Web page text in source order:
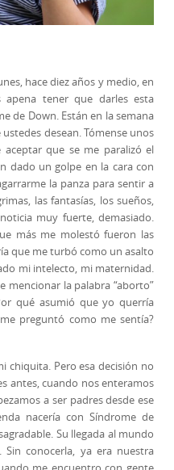
hace diez años y medio, en
tener que darles esta
de Down. Están en la semana
desean. Tómense unos
aceptar que se me paralizó el
dado un golpe en la cara con
la panza para sentir a
las fantasías, los sueños,
muy fuerte, demasiado.
más me molestó fueron las
que me turbó como un asalto
mi intelecto, mi maternidad.
mencionar la palabra “aborto”
qué asumió que yo querría
preguntó como me sentía?
chiquita. Pero esa decisión no
antes, cuando nos enteramos
a ser padres desde ese
nacería con Síndrome de
Su llegada al mundo
conocerla, ya era nuestra